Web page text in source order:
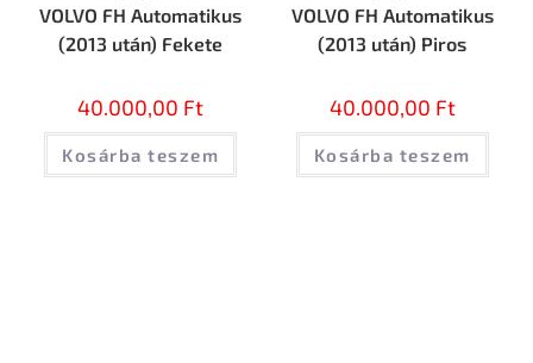
VOLVO FH Automatikus
(2013 után) Fekete
40.000,00 Ft
Kosárba teszem
VOLVO FH Automatikus
(2013 után) Piros
40.000,00 Ft
Kosárba teszem